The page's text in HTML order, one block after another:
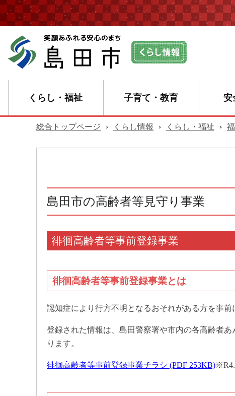
くらし・福祉 子育て・教育 安
総合トップページ › くらし情報 › くらし・福祉 ›
島田市の高齢者等見守り事業
徘徊高齢者等事前登録事業
徘徊高齢者等事前登録事業とは
認知症により行方不明となるおそれがある方を事前
登録された情報は、島田警察署や市内の各高齢者
ります。
徘徊高齢者等事前登録事業チラシ (PDF 253KB)